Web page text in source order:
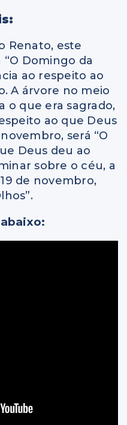
Renato, este
Domingo da
ao respeito ao
A árvore no meio
o que era sagrado,
ao que Deus
será “O
Deus deu ao
sobre o céu, a
de novembro,